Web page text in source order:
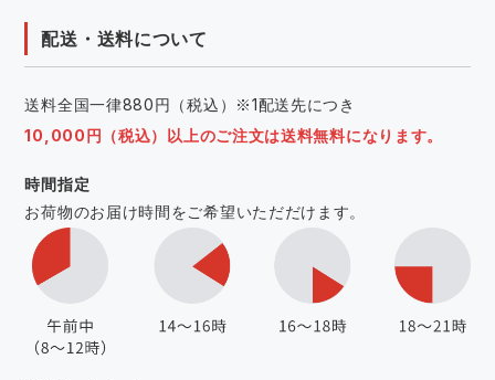
配送・送料について
送料全国一律880円（税込）※1配送先につき
10,000円（税込）以上のご注文は送料無料になります。
時間指定
お荷物のお届け時間をご希望いただだけます。